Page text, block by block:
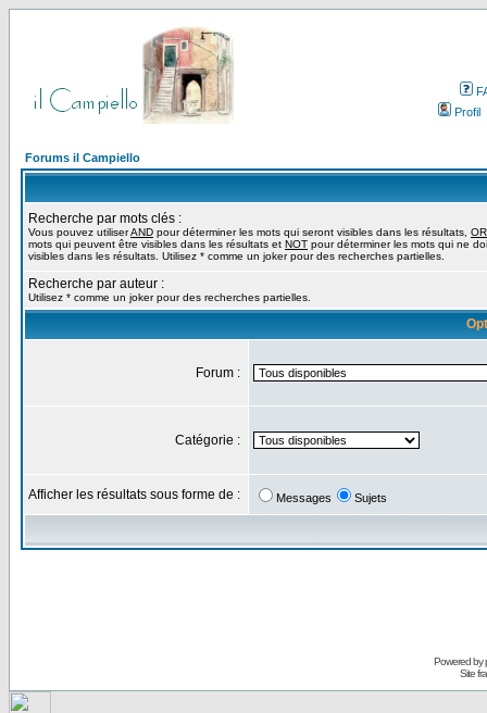
Profil
Forums il Campiello
Recherche par mots clés :
Vous pouvez utiliserAND pour déterminer les mots qui seront visibles dans les résultats, OR
mots qui peuvent être visibles dans les résultats et NOT pour déterminer les mots qui ne
visibles dans les résultats. Utilisez * comme un joker pour des recherches partielles.
Recherche par auteur :
Utilisez * comme un joker pour des recherches partielles.
Forum :
Catégorie :
Afficher les résultats sous forme de : Messages Sujets
Powered by
Site